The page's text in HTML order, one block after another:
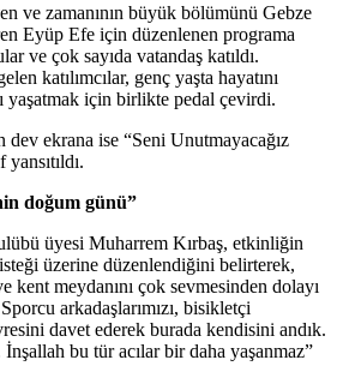
ve zamanının büyük bölümünü Gebze
Eyüp Efe için düzenlenen programa
ve çok sayıda vatandaş katıldı.
katılımcılar, genç yaşta hayatını
yaşatmak için birlikte pedal çevirdi.
ekrana ise “Seni Unutmayacağız
doğum günü”
üyesi Muharrem Kırbaş, etkinliğin
üzerine düzenlendiğini belirterek,
kent meydanını çok sevmesinden dolayı
arkadaşlarımızı, bisikletçi
davet ederek burada kendisini andık.
bu tür acılar bir daha yaşanmaz”